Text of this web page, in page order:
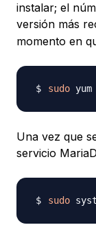
instalar; el
versión más
momento en
sudo yum
Una vez que
servicio
sudo